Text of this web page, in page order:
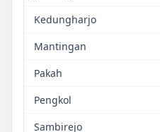
Kedungharjo
Mantingan
Pakah
Pengkol
Sambirejo